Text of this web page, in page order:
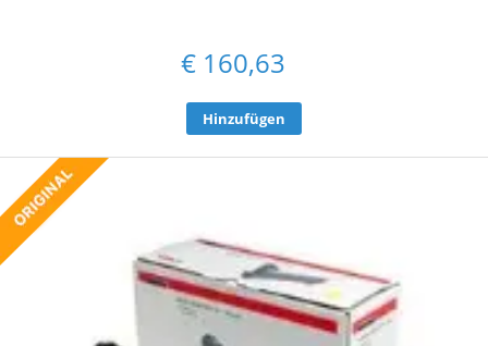
€ 160,63
Hinzufügen